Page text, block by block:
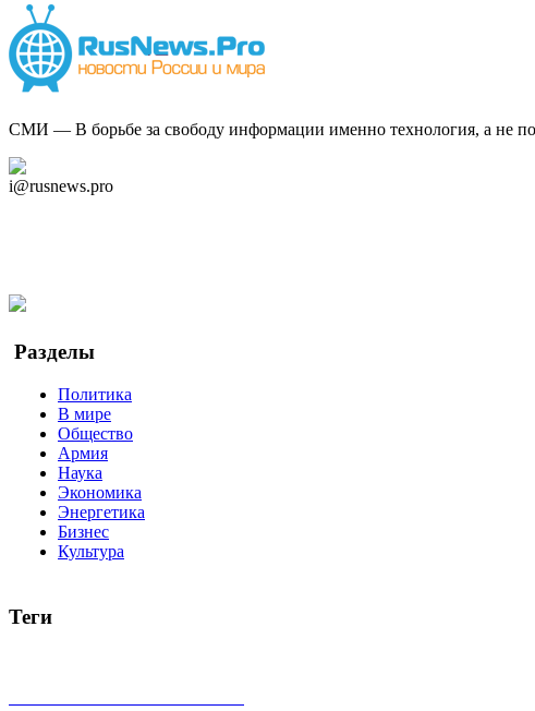
СМИ — В борьбе за свободу информации именно технология, а не
i@rusnews.pro
Разделы
Политика
В мире
Общество
Армия
Наука
Экономика
Энергетика
Бизнес
Культура
Теги